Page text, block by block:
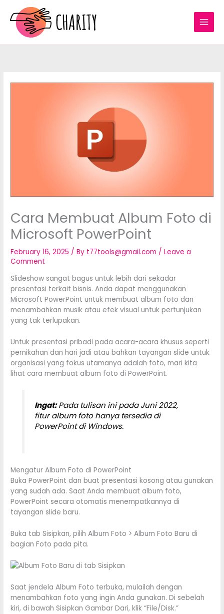
content
Cara Membuat Album Foto di
Microsoft PowerPoint
February 16, 2025 / By t77tools@gmail.com /Leave a
Comment
Slideshow sangat bagus untuk lebih dari sekadar
presentasi terkait bisnis. Anda dapat menggunakan
Microsoft PowerPoint untuk membuat album foto dan
menambahkan musik atau efek visual untuk pertunjukan
yang tak terlupakan.
Untuk presentasi pribadi pada acara-acara khusus seperti
pernikahan dan hari jadi atau bahkan tayangan slide untuk
organisasi yang fokus utamanya adalah foto, mari kita
lihat cara membuat album foto di PowerPoint.
Ingat:Pada tulisan ini pada Juni 2022,
fitur album foto hanya tersedia di
PowerPoint di Windows.
Mengatur Album Foto di PowerPoint
Buka PowerPoint dan buat presentasi kosong atau gunakan
yang sudah ada. Saat Anda membuat album foto,
PowerPoint secara otomatis menempatkannya di
tayangan slide baru.
Buka tab Sisipkan, pilih Album Foto > Album Foto Baru di
bagian Foto pada pita.
Saat jendela Album Foto terbuka, mulailah dengan
menambahkan foto yang ingin Anda gunakan. Di sebelah
kiri, di bawah Sisipkan Gambar Dari, klik “File/Disk.”